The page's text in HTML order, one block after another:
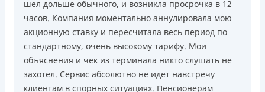
Погашение
В кассах и терминалах отделений
Оплата на расчетный счёт
Онлайн (через сайт или интернет-банкинг)
Через терминалы самообслуживания
Лицензия НБУ
Возраст
18 - 70 лет
Преимущества
Сниженная процентная ставка 0,01% в день для
новых клиентов на период от 3 до 30 дней (после
этого стандартная ставка 1%)
шел дольше обычного, и возникла просрочка в 12
часов. Компания моментально аннулировала мою
акционную ставку и пересчитала весь период по
стандартному, очень высокому тарифу. Мои
объяснения и чек из терминала никто слушать не
захотел. Сервис абсолютно не идет навстречу
клиентам в спорных ситуациях. Пенсионерам